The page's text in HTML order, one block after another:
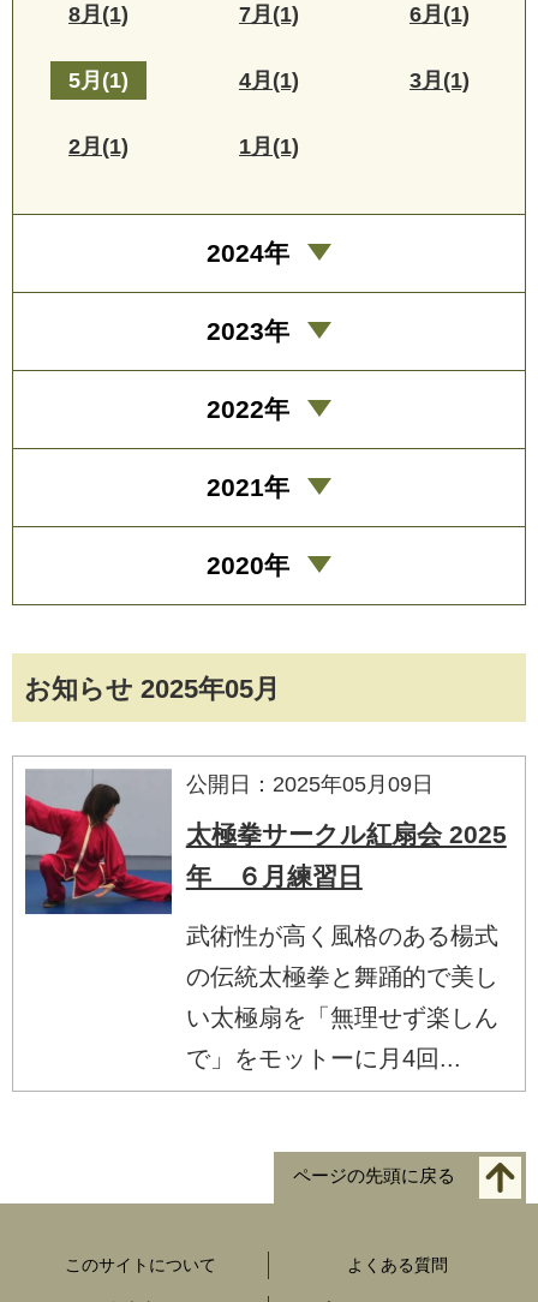
お知らせ 2025年05月
公開日：2025年05月09日
太極拳サークル紅扇会 2025
年 ６月練習日
武術性が高く風格のある楊式
の伝統太極拳と舞踊的で美し
い太極扇を「無理せず楽しん
で」をモットーに月4回...
8月(1) 7月(1) 6月(1)
5月(1) 4月(1) 3月(1)
2月(1) 1月(1)
2024年
2023年
2022年
2021年
2020年
ページの先頭に戻る
このサイトについて よくある質問